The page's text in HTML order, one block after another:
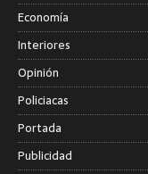
Economía
Interiores
Opinión
Policiacas
Portada
Publicidad